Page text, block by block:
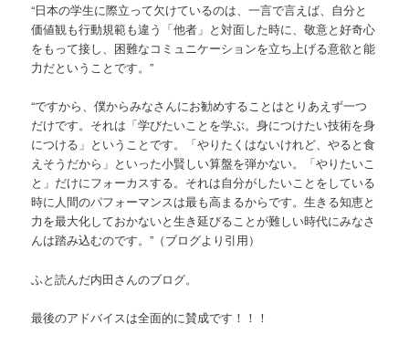
“日本の学生に際立って欠けているのは、一言で言えば、自分と
価値観も行動規範も違う「他者」と対面した時に、敬意と好奇心
をもって接し、困難なコミュニケーションを立ち上げる意欲と能
力だということです。”
“ですから、僕からみなさんにお勧めすることはとりあえず一つ
だけです。それは「学びたいことを学ぶ。身につけたい技術を身
につける」ということです。「やりたくはないけれど、やると食
えそうだから」といった小賢しい算盤を弾かない。「やりたいこ
と」だけにフォーカスする。それは自分がしたいことをしている
時に人間のパフォーマンスは最も高まるからです。生きる知恵と
力を最大化しておかないと生き延びることが難しい時代にみなさ
んは踏み込むのです。”（ブログより引用）
ふと読んだ内田さんのブログ。
最後のアドバイスは全面的に賛成です！！！